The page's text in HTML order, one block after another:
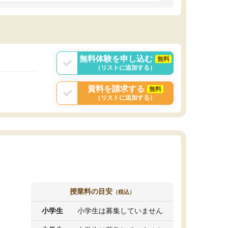
あれば自学自習で
からず辞めること
と感じました。
無料体験を申し込む
無料
（リストに追加する）
資料を請求する
無料
（リストに追加する）
授業料の目安 （税込）
小学生 小学生は募集していません